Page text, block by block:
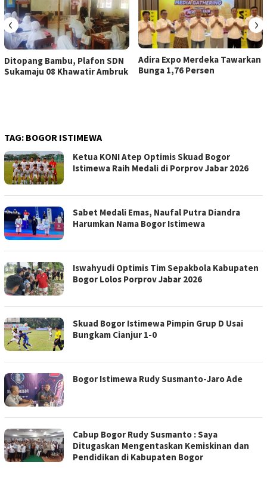
Ditopang Bambu, Plafon SDN
Sukamaju 08 Khawatir Ambruk
Adira Expo Merdeka Tawarkan
Bunga 1,76 Persen
‹ ›
TAG: BOGOR ISTIMEWA
Ketua KONI Atep Optimis Skuad Bogor
Istimewa Raih Medali di Porprov Jabar 2026
Sabet Medali Emas, Naufal Putra Diandra
Harumkan Nama Bogor Istimewa
Iswahyudi Optimis Tim Sepakbola Kabupaten
Bogor Lolos Porprov Jabar 2026
Skuad Bogor Istimewa Pimpin Grup D Usai
Bungkam Cianjur 1-0
Bogor Istimewa Rudy Susmanto-Jaro Ade
Cabup Bogor Rudy Susmanto : Saya
Ditugaskan Mengentaskan Kemiskinan dan
Pendidikan di Kabupaten Bogor